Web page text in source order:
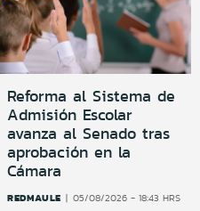
Reforma al Sistema de
Admisión Escolar
avanza al Senado tras
aprobación en la
Cámara
REDMAULE 05/08/2026 - 18:43 HRS